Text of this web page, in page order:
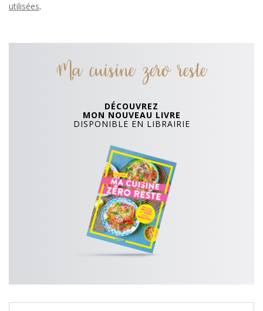
utilisées.
Ma cuisine zero reste
DÉCOUVREZ
MON NOUVEAU LIVRE
DISPONIBLE EN LIBRAIRIE